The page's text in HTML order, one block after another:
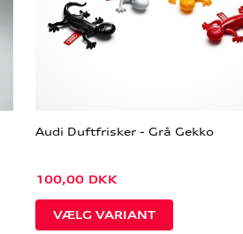
Audi Duftfrisker - Grå Gekko
100,00 DKK
VÆLG VARIANT